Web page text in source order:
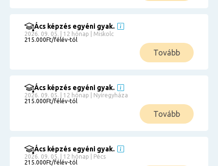
Ács képzés egyéni gyak.
2026. 09. 05. | 12 hónap | Miskolc
215.000Ft/félév-tól
Tovább
Ács képzés egyéni gyak.
2026. 09. 05. | 12 hónap | Nyíregyháza
215.000Ft/félév-tól
Tovább
Ács képzés egyéni gyak.
2026. 09. 05. | 12 hónap | Pécs
215.000Ft/félév-tól